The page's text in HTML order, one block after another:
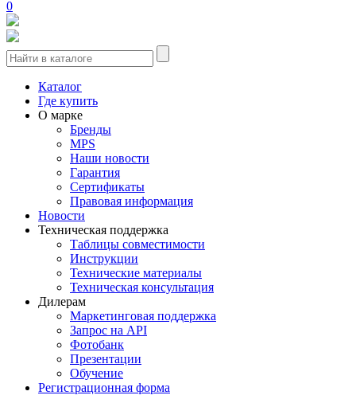
0
Каталог
Где купить
О марке
Бренды
MPS
Наши новости
Гарантия
Сертификаты
Правовая информация
Новости
Техническая поддержка
Таблицы совместимости
Инструкции
Технические материалы
Техническая консультация
Дилерам
Маркетинговая поддержка
Запрос на API
Фотобанк
Презентации
Обучение
Регистрационная форма